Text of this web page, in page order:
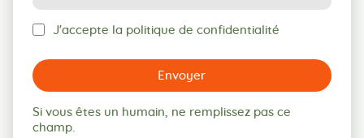
J'accepte la politique de confidentialité
Envoyer
Si vous êtes un humain, ne remplissez pas ce
champ.